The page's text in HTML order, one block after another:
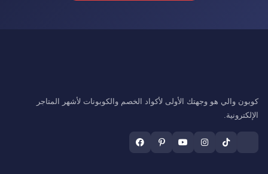
كوبون والي هو وجهتك الأولى لأكواد الخصم والكوبونات لأشهر المتاجر
الإلكترونية.